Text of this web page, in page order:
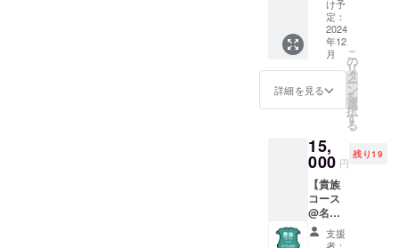
(公序良
俗に反
するも
のを除
りいた
しま
す。 支
援時、
必ず備
考欄に
名前を
ご記入
い。実
名だけ
でな
く、ハ
ご用意
してい
ます。
・お名
前の掲
載 ・サ
イン入
ジナル
栞×1 感
謝の気
持ちを
込め
て、巻
末にお
名前を
け予
定：
2024
年12
月
詳細を見る
こ
の
リ
タ
ー
ン
を
選
択
す
る
15,
000 円
残り19
【貴族
コース
@名古
屋】 こ
ちらの
支援